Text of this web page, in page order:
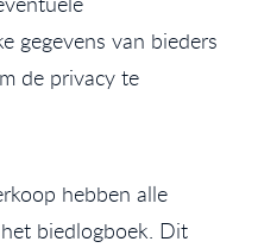
gegevens van bieders
de privacy te
hebben alle
biedlogboek. Dit